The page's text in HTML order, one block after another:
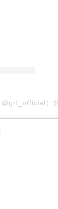
@grl_official）